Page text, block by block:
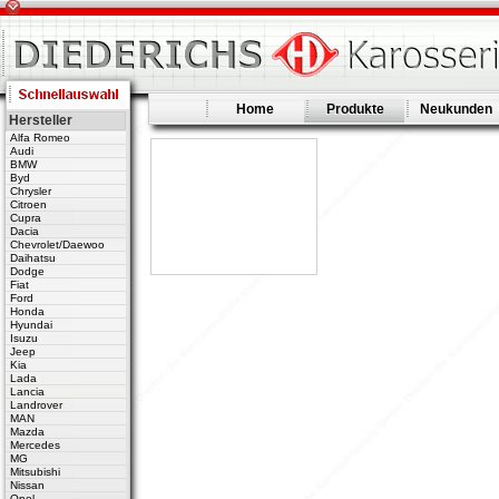
Home Produkte Neukunden
Hersteller
Alfa Romeo
Audi
BMW
Byd
Chrysler
Citroen
Cupra
Dacia
Chevrolet/Daewoo
Daihatsu
Dodge
Fiat
Ford
Honda
Hyundai
Isuzu
Jeep
Kia
Lada
Lancia
Landrover
MAN
Mazda
Mercedes
MG
Mitsubishi
Nissan